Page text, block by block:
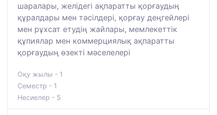
шаралары, желідегі ақпаратты қорғаудың
құралдары мен тәсілдері, қорғау деңгейлері
мен рұхсат етудің жайлары, мемлекеттік
құпиялар мен коммерциялық ақпаратты
қорғаудың өзекті мәселелері
Оқу жылы - 1
Семестр - 1
Несиелер - 5